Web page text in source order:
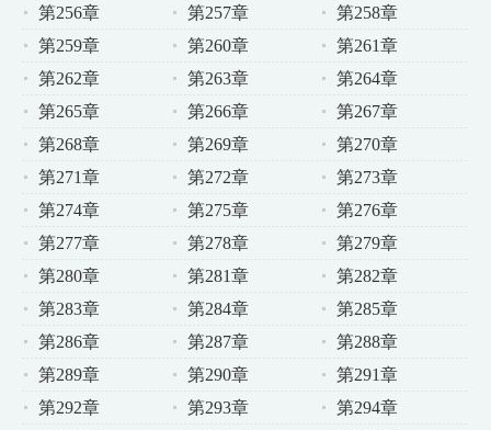
第256章
第257章
第258章
第259章
第260章
第261章
第262章
第263章
第264章
第265章
第266章
第267章
第268章
第269章
第270章
第271章
第272章
第273章
第274章
第275章
第276章
第277章
第278章
第279章
第280章
第281章
第282章
第283章
第284章
第285章
第286章
第287章
第288章
第289章
第290章
第291章
第292章
第293章
第294章